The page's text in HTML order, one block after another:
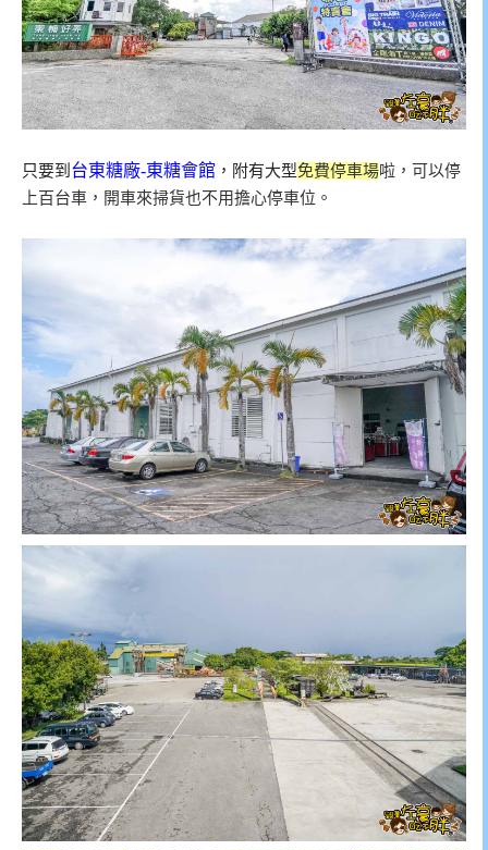
只要到 台東糖廠-東糖會館 ，附有大型免費停車場啦，可以停
上百台車，開車來掃貨也不用擔心停車位。